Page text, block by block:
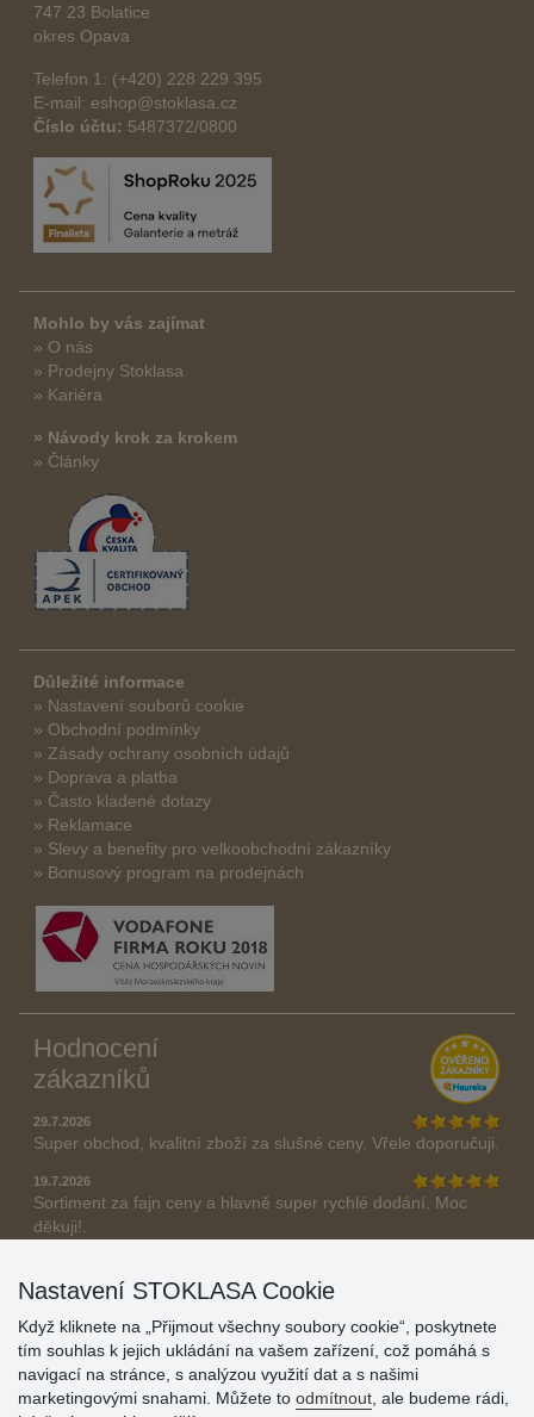
747 23 Bolatice
okres Opava
Telefon 1: (+420) 228 229 395
E-mail: eshop@stoklasa.cz
Číslo účtu: 5487372/0800
Mohlo by vás zajímat
» O nás
» Prodejny Stoklasa
» Kariéra
» Návody krok za krokem
» Články
Důležité informace
» Nastavení souborů cookie
» Obchodní podmínky
» Zásady ochrany osobních údajů
» Doprava a platba
» Často kladené dotazy
» Reklamace
» Slevy a benefity pro velkoobchodní zákazníky
» Bonusový program na prodejnách
Hodnocení
zákazníků
29.7.2026
Super obchod, kvalitní zboží za slušné ceny. Vřele doporučuji.
19.7.2026
Sortiment za fajn ceny a hlavně super rychlé dodání. Moc
děkuji!.
» Aktuálně 19084 recenzí
Nastavení STOKLASA Cookie
Když kliknete na „Přijmout všechny soubory cookie“, poskytnete
tím souhlas k jejich ukládání na vašem zařízení, což pomáhá s
navigací na stránce, s analýzou využití dat a s našimi
marketingovými snahami. Můžete to odmítnout , ale budeme rádi,